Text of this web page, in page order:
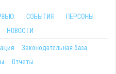
СОБЫТИЯ
ПЕРСОНЫ
НОВОСТИ
Законодательная база
Отчеты